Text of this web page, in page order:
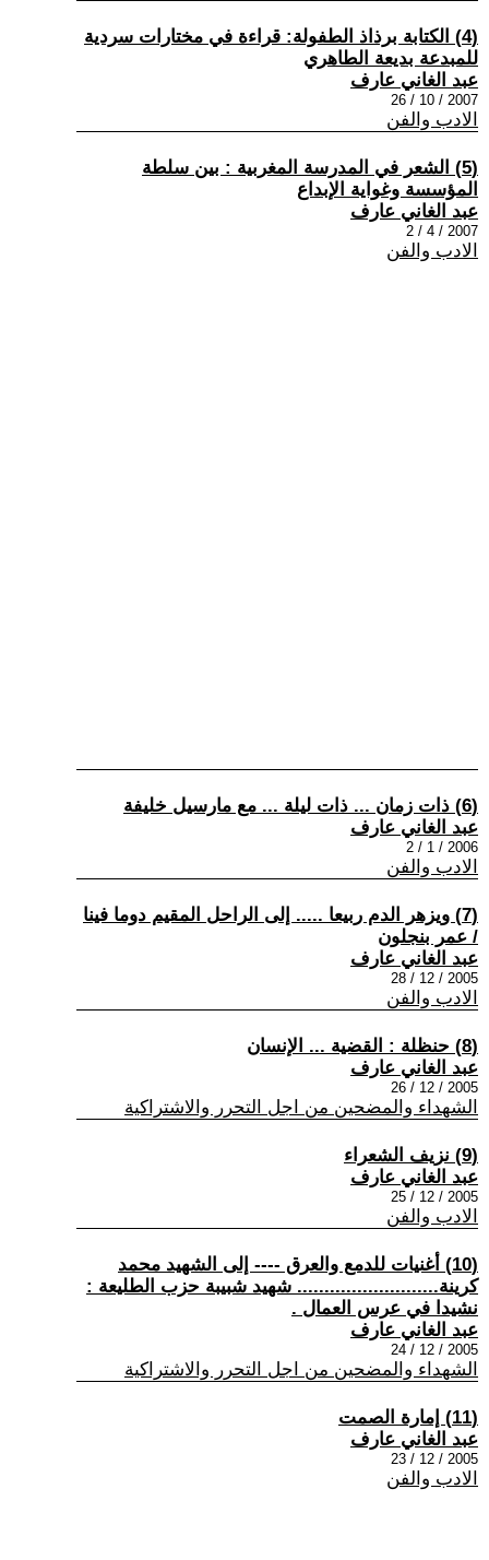
(4) الكتابة برذاذ الطفولة: قراءة في مختارات سردية
للمبدعة بديعة الطاهري
عبد الغاني عارف
2007 / 10 / 26
الادب والفن
(5) الشعر في المدرسة المغربية : بين سلطة
المؤسسة وغواية الإبداع
عبد الغاني عارف
2007 / 4 / 2
الادب والفن
(6) ذات زمان ... ذات ليلة ... مع مارسيل خليفة
عبد الغاني عارف
2006 / 1 / 2
الادب والفن
(7) ويزهر الدم ربيعا ..... إلى الراحل المقيم دوما فينا
/ عمر بنجلون
عبد الغاني عارف
2005 / 12 / 28
الادب والفن
(8) حنظلة : القضية ... الإنسان
عبد الغاني عارف
2005 / 12 / 26
الشهداء والمضحين من اجل التحرر والاشتراكية
(9) نزيف الشعراء
عبد الغاني عارف
2005 / 12 / 25
الادب والفن
(10) أغنيات للدمع والعرق ---- إلى الشهيد محمد
كرينة.......................... شهيد شبيبة حزب الطليعة :
نشيدا في عرس العمال .
عبد الغاني عارف
2005 / 12 / 24
الشهداء والمضحين من اجل التحرر والاشتراكية
(11) إمارة الصمت
عبد الغاني عارف
2005 / 12 / 23
الادب والفن